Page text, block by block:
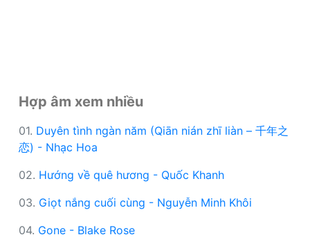
Hợp âm xem nhiều
01. Duyên tình ngàn năm (Qiān nián zhī liàn – 千年之
恋) - Nhạc Hoa
02. Hướng về quê hương - Quốc Khanh
03. Giọt nắng cuối cùng - Nguyễn Minh Khôi
04. Gone - Blake Rose